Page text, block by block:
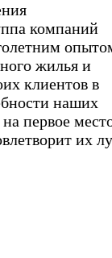
компаний
жилья и
клиентов в
наших
первое
их